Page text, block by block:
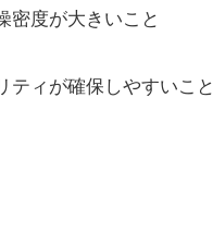
密度が大きいこと
ティが確保しやすいこと